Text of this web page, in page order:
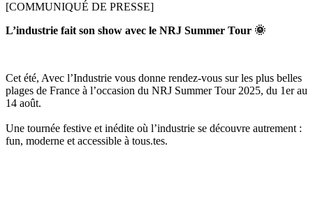
[COMMUNIQUÉ DE PRESSE]
L’industrie fait son show avec le NRJ Summer Tour 🌞
Cet été, Avec l’Industrie vous donne rendez-vous sur les plus belles
plages de France à l’occasion du NRJ Summer Tour 2025, du 1er au
14 août.
Une tournée festive et inédite où l’industrie se découvre autrement :
fun, moderne et accessible à tous.tes.